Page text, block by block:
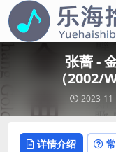
张蔷 -
（2002/
2023-
详情介绍